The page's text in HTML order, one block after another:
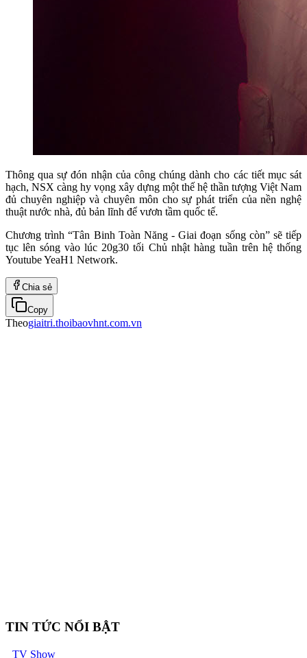
Thông qua sự đón nhận của công chúng dành cho các tiết mục sát
hạch, NSX càng hy vọng xây dựng một thế hệ thần tượng Việt Nam
đủ chuyên nghiệp và chuyên môn cho sự phát triển của nền nghệ
thuật nước nhà, đủ bản lĩnh để vươn tầm quốc tế.
Chương trình “Tân Binh Toàn Năng - Giai đoạn sống còn” sẽ tiếp
tục lên sóng vào lúc 20g30 tối Chủ nhật hàng tuần trên hệ thống
Youtube YeaH1 Network.
Chia sẻ
Copy
Theogiaitri.thoibaovhnt.com.vn
TIN TỨC NỔI BẬT
TV Show